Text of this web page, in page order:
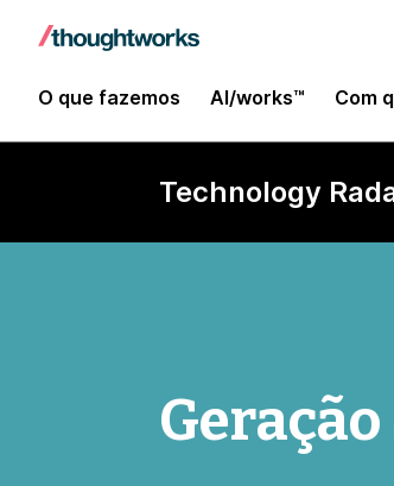
O que fazemos AI/works™ Com
Technology